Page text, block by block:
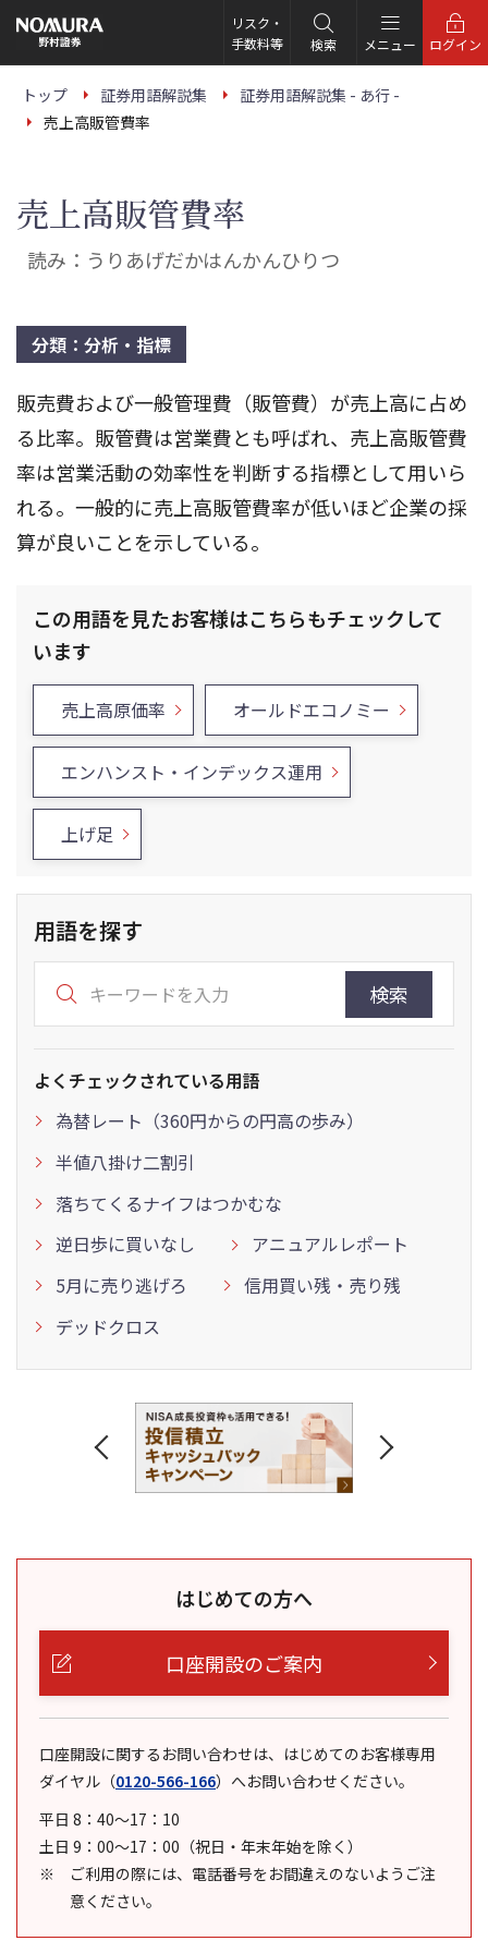
の
ー
リスク・
手数料等
検索 メニュー ログイン
トップ 証券用語解説集
証券用語解説集 - あ行 -
売上高販管費率
売上高販管費率
読み：うりあげだかはんかんひりつ
分類：分析・指標
販売費および一般管理費（販管費）が売上高に占め
る比率。販管費は営業費とも呼ばれ、売上高販管費
率は営業活動の効率性を判断する指標として用いら
れる。一般的に売上高販管費率が低いほど企業の採
算が良いことを示している。
この用語を見たお客様はこちらもチェックして
います
売上高原価率 オールドエコノミー
エンハンスト・インデックス運用
上げ足
用語を探す
検索
よくチェックされている用語
為替レート（360円からの円高の歩み）
半値八掛け二割引
落ちてくるナイフはつかむな
逆日歩に買いなし
アニュアルレポート
5月に売り逃げろ
信用買い残・売り残
デッドクロス
はじめての方へ
口座開設のご案内
口座開設に関するお問い合わせは、はじめてのお客様専用
ダイヤル （0120-566-166） へお問い合わせください。
平日 8：40～17：10
土日 9：00～17：00（祝日・年末年始を除く）
ご利用の際には、電話番号をお間違えのないようご注
意ください。